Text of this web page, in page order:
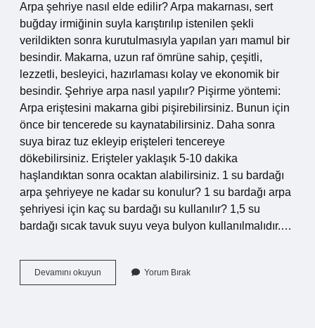
Arpa şehriye nasıl elde edilir? Arpa makarnası, sert
buğday irmiğinin suyla karıştırılıp istenilen şekli
verildikten sonra kurutulmasıyla yapılan yarı mamul bir
besindir. Makarna, uzun raf ömrüne sahip, çeşitli,
lezzetli, besleyici, hazırlaması kolay ve ekonomik bir
besindir. Şehriye arpa nasıl yapılır? Pişirme yöntemi:
Arpa eriştesini makarna gibi pişirebilirsiniz. Bunun için
önce bir tencerede su kaynatabilirsiniz. Daha sonra
suya biraz tuz ekleyip erişteleri tencereye
dökebilirsiniz. Erişteler yaklaşık 5-10 dakika
haşlandıktan sonra ocaktan alabilirsiniz. 1 su bardağı
arpa şehriyeye ne kadar su konulur? 1 su bardağı arpa
şehriyesi için kaç su bardağı su kullanılır? 1,5 su
bardağı sıcak tavuk suyu veya bulyon kullanılmalıdır.…
Devamını okuyun
Şehriye
Yorum Bırak